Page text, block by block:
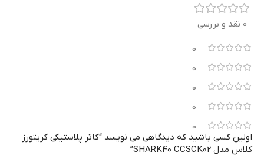
0 نقد و بررسی
0
0
0
0
0
اولین کسی باشید که دیدگاهی می نویسد “کاتر پلاستیکی کریتورز
کلاس مدل SHARK40 CCSCK02”